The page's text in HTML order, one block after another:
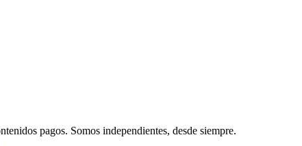
pagos. Somos independientes, desde siempre.